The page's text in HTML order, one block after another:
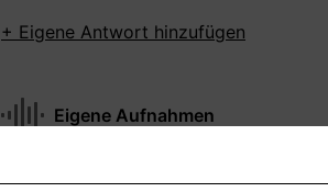
+ Eigene Antwort hinzufügen
Eigene Aufnahmen